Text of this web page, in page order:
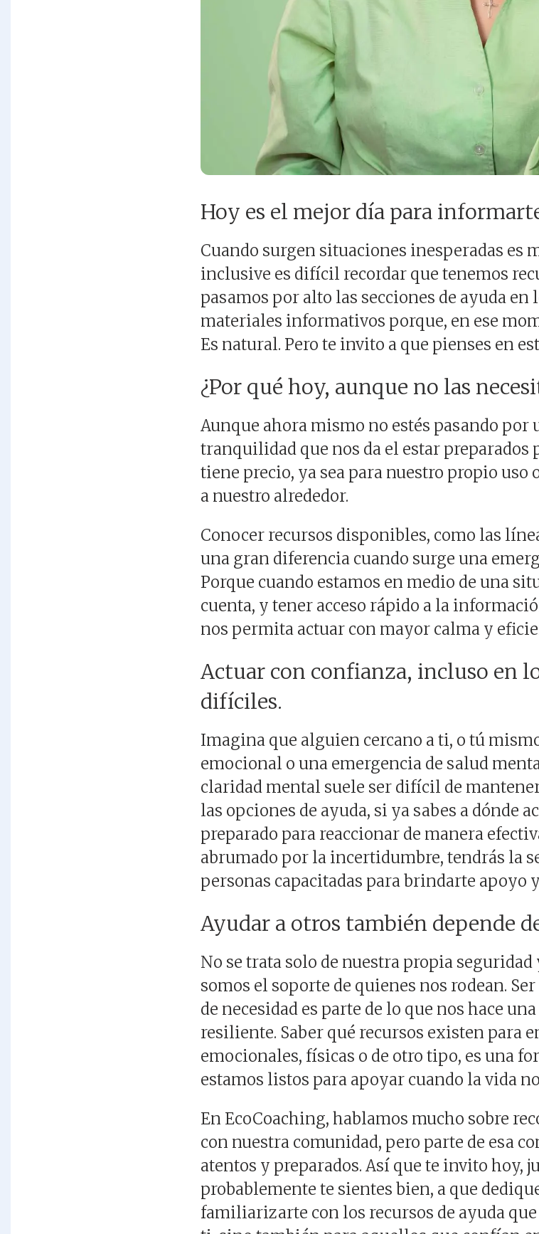
Hoy es el mejor día para
Cuando surgen situaciones inesperadas es
inclusive es difícil recordar que tenemos
pasamos por alto las secciones de ayuda en
materiales informativos porque, en ese
Es natural. Pero te invito a que pienses en
¿Por qué hoy, aunque no las
Aunque ahora mismo no estés pasando por
tranquilidad que nos da el estar preparados
tiene precio, ya sea para nuestro propio uso
a nuestro alrededor.
Conocer recursos disponibles, como las
una gran diferencia cuando surge una
Porque cuando estamos en medio de una
cuenta, y tener acceso rápido a la
nos permita actuar con mayor calma y
Actuar con confianza, incluso en
difíciles.
Imagina que alguien cercano a ti, o tú
emocional o una emergencia de salud
claridad mental suele ser difícil de
las opciones de ayuda, si ya sabes a dónde
preparado para reaccionar de manera
abrumado por la incertidumbre, tendrás la
personas capacitadas para brindarte apoyo
Ayudar a otros también depende
No se trata solo de nuestra propia seguridad
somos el soporte de quienes nos rodean.
de necesidad es parte de lo que nos hace
resiliente. Saber qué recursos existen para
emocionales, físicas o de otro tipo, es una
estamos listos para apoyar cuando la vida
En EcoCoaching, hablamos mucho sobre
con nuestra comunidad, pero parte de esa
atentos y preparados. Así que te invito hoy,
probablemente te sientes bien, a que
familiarizarte con los recursos de ayuda